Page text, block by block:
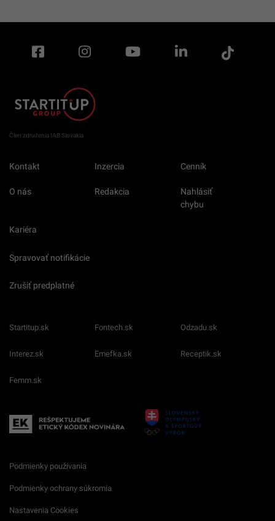
Člen združenia IAB Slovakia
Kontakt Inzercia Cenník
O nás Redakcia
Nahlásiť
chybu
Kariéra
Spravovať notifikácie
Zrušiť predplatné
Startitup.sk Fontech.sk Odzadu.sk
Interez.sk Emefka.sk Receptik.sk
Femm.sk
Podmienky používania
Podmienky ochrany súkromia
Nastavenia Cookies